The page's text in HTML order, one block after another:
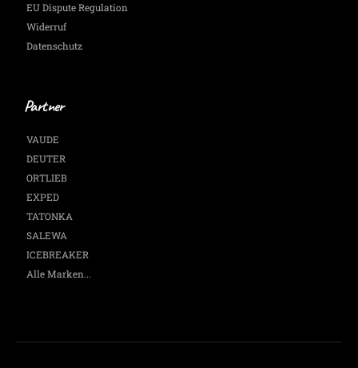
EU Dispute Regulation
Widerruf
Datenschutz
Partner
VAUDE
DEUTER
ORTLIEB
EXPED
TATONKA
SALEWA
ICEBREAKER
Alle Marken...